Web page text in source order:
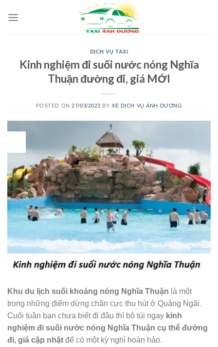
DỊCH VỤ TAXI
Kinh nghiệm đi suối nước nóng Nghĩa
Thuận đường đi, giá MỚI
POSTED ON27/03/2023 BYXE DỊCH VỤ ÁNH DƯƠNG
Khu du lịch suối khoáng nóng Nghĩa Thuận là một
trong những điểm dừng chân cực thu hút ở Quảng Ngãi.
Cuối tuần bạn chưa biết đi đâu thì bỏ túi ngay kinh
nghiệm đi suối nước nóng Nghĩa Thuận cụ thể đường
đi, giá cập nhật để có một kỳ nghỉ hoàn hảo.